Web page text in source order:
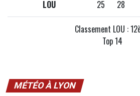
LOU 25 28
Classement LOU :
Top 14
MÉTÉO À LYON